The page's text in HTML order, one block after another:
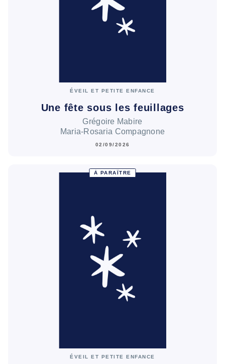
ÉVEIL ET PETITE ENFANCE
Une fête sous les feuillages
Grégoire Mabire
Maria-Rosaria Compagnone
02/09/2026
À PARAÎTRE
ÉVEIL ET PETITE ENFANCE